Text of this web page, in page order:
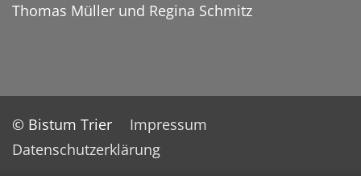
Thomas Müller und Regina Schmitz
© Bistum Trier
Impressum
Datenschutzerklärung